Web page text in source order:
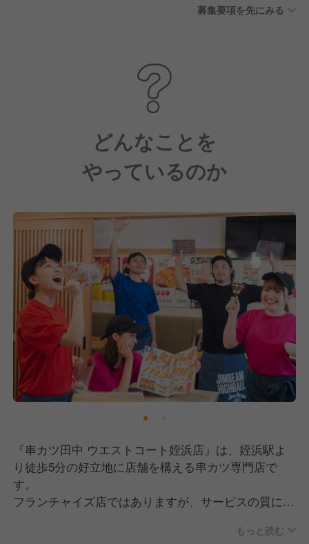
募集要項を先にみる
どんなことを
やっているのか
『串カツ田中 ウエストコート姪浜店』は、姪浜駅よ
り徒歩5分の好立地に店舗を構える串カツ専門店で
す。
フランチャイズ店ではありますが、サービスの質にこ
もっと読む